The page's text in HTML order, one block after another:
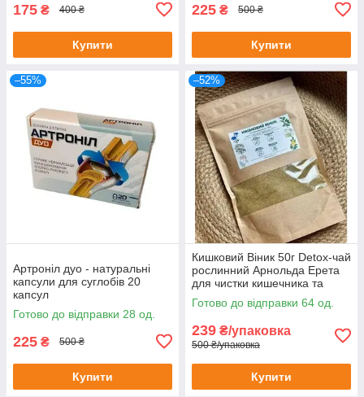
175 ₴ 400 ₴
Купити
225 ₴ 500 ₴
Купити
–55%
Артроніл дуо - натуральні
капсули для суглобів 20
капсул
Готово до відправки 28 од.
225 ₴ 500 ₴
Купити
–52%
Кишковий Віник 50г Detox-чай
рослинний Арнольда Ерета
для чистки кишечника та
організму 50 г
Готово до відправки 64 од.
239 ₴/упаковка
500 ₴/упаковка
Купити